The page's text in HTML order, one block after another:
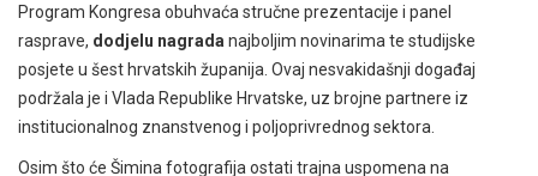
Program Kongresa obuhvaća stručne prezentacije i panel
rasprave, dodjelu nagrada najboljim novinarima te studijske
posjete u šest hrvatskih županija. Ovaj nesvakidašnji događaj
podržala je i Vlada Republike Hrvatske, uz brojne partnere iz
institucionalnog znanstvenog i poljoprivrednog sektora.
Osim što će Šimina fotografija ostati trajna uspomena na